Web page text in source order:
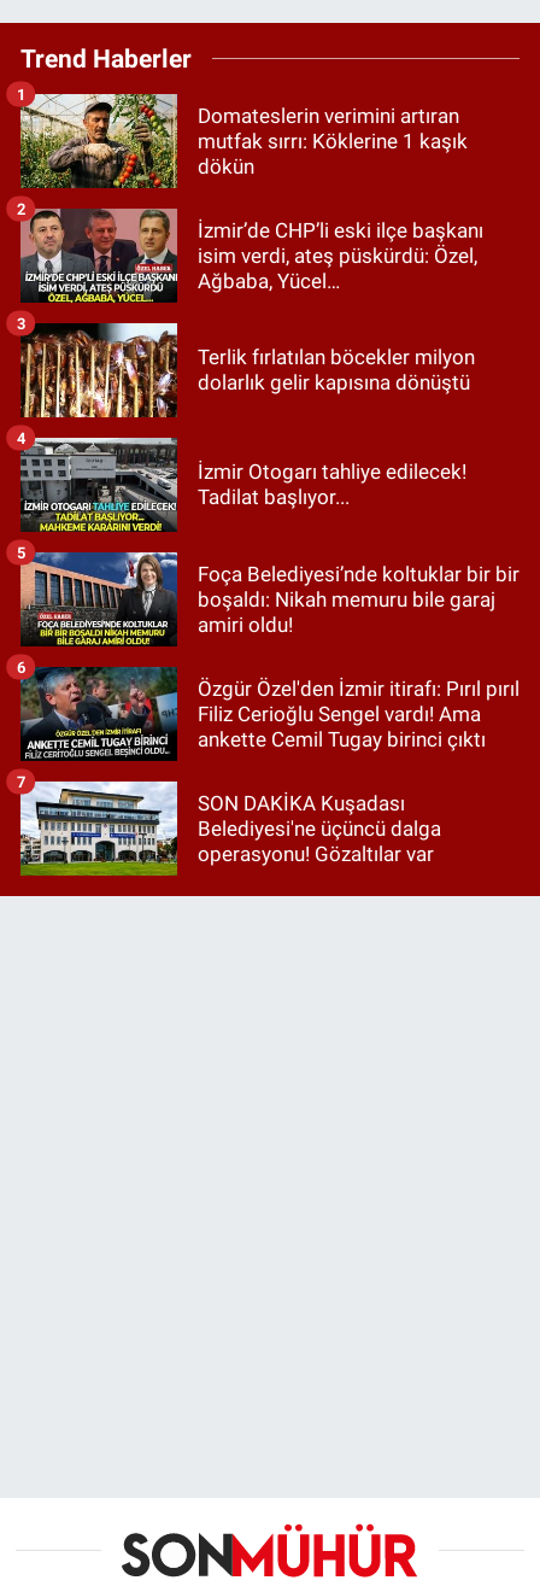
Trend Haberler
Domateslerin verimini artıran
mutfak sırrı: Köklerine 1 kaşık
dökün
1
İzmir’de CHP’li eski ilçe başkanı
isim verdi, ateş püskürdü: Özel,
Ağbaba, Yücel…
2
Terlik fırlatılan böcekler milyon
dolarlık gelir kapısına dönüştü
3
İzmir Otogarı tahliye edilecek!
Tadilat başlıyor...
4
Foça Belediyesi’nde koltuklar bir bir
boşaldı: Nikah memuru bile garaj
amiri oldu!
5
Özgür Özel'den İzmir itirafı: Pırıl pırıl
Filiz Cerioğlu Sengel vardı! Ama
ankette Cemil Tugay birinci çıktı
6
SON DAKİKA Kuşadası
Belediyesi'ne üçüncü dalga
operasyonu! Gözaltılar var
7